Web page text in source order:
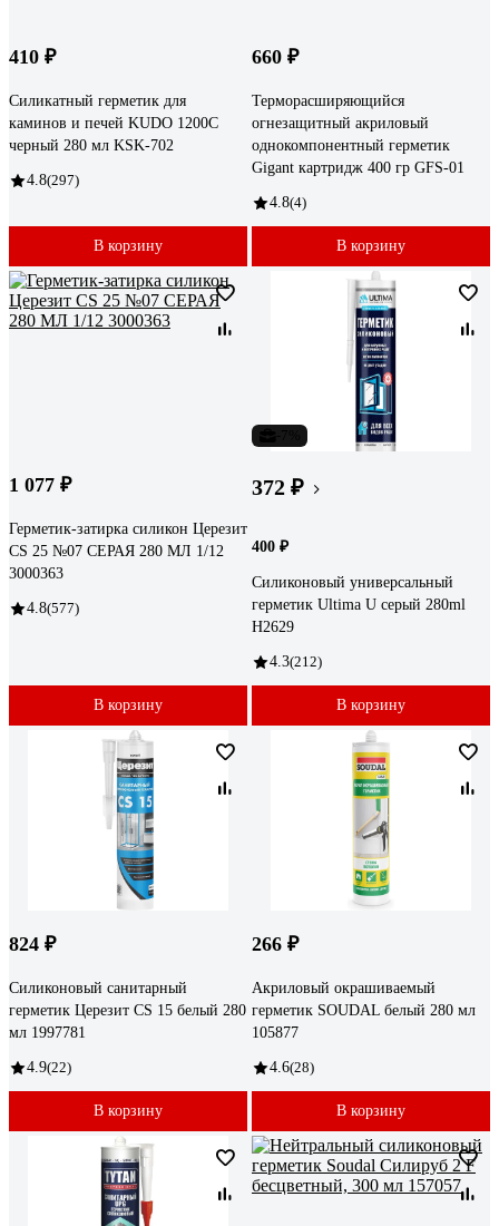
410 ₽
Силикатный герметик для
каминов и печей KUDO 1200С
черный 280 мл KSK-702
4.8(297)
В корзину
660 ₽
Терморасширяющийся
огнезащитный акриловый
однокомпонентный герметик
Gigant картридж 400 гр GFS-01
4.8(4)
В корзину
1 077 ₽
Герметик-затирка силикон Церезит
CS 25 №07 СЕРАЯ 280 МЛ 1/12
3000363
4.8(577)
В корзину
372 ₽
400 ₽
Силиконовый универсальный
герметик Ultima U серый 280ml
H2629
4.3(212)
В корзину
824 ₽
Силиконовый санитарный
герметик Церезит CS 15 белый 280
мл 1997781
4.9(22)
В корзину
266 ₽
Акриловый окрашиваемый
герметик SOUDAL белый 280 мл
105877
4.6(28)
В корзину